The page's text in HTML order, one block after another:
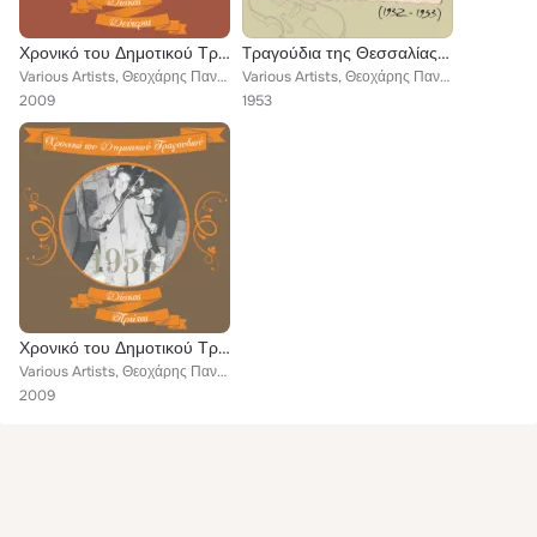
Χρονικό του Δημοτικού Τραγουδιού (1953), Vol.2
Various Artists, Θεοχάρης Παντίδης, Φρόσω Βέρρα, Δημήτρης Περδικόπουλος, Γεώργιος Τράκης, Βασίλης Τρομάρας, Αργυρώ Γιαννοπούλου,...
2009
Tραγούδια της Θεσσαλίας (1932 - 1953)
Various Artists, Θεοχάρης Παντίδης, Δημήτρης Βλαχαγγέλης, Βάιος Μαλλιάρας, Βασίλης Τρομάρας, Γιώργος Νάκος, Κ.Παπάς, Αντώνης Δια...
1953
Χρονικό του Δημοτικού Τραγουδιού (1953), Vol.1
Various Artists, Θεοχάρης Παντίδης, Ιωάννα Γεωργακοπούλου, Φρόσω Βέρρα, Βάσω Σταματίου, Δημήτρης Περδικόπουλος, Αθανασία Αλεξανδ...
2009